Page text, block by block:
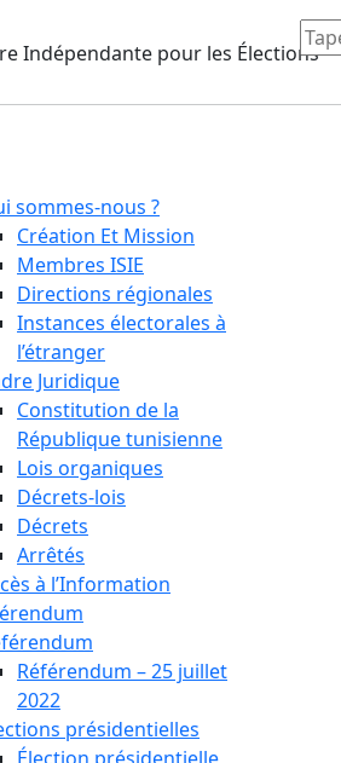
sommes-nous ?
Création Et Mission
Membres ISIE
Directions régionales
Instances électorales à
l’étranger
Juridique
Constitution de la
République tunisienne
Lois organiques
Décrets-lois
Décrets
Arrêtés
à l’Information
Référendum – 25 juillet
2022
présidentielles